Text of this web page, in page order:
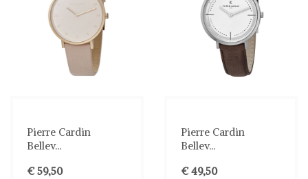
Pierre Cardin
Bellev...
€ 59,50
Pierre Cardin
Bellev...
€ 49,50